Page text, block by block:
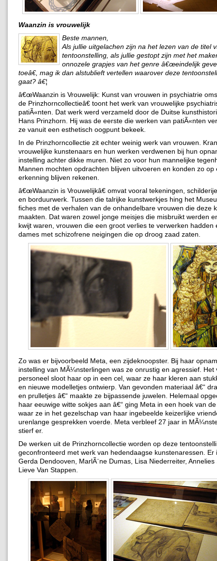
Waanzin is vrouwelijk
Beste mannen,
Als jullie uitgelachen zijn na het lezen van de titel
tentoonstelling, als jullie gestopt zijn met het
onnozele grapjes van het genre â€œeindelijk
toeâ€, mag ik dan alstublieft vertellen waarover deze
gaat? â€¦
â€œWaanzin is Vrouwelijk: Kunst van vrouwen in psychiatrie
de Prinzhorncollectieâ€ toont het werk van vrouwelijke
patiÃ«nten. Dat werk werd verzameld door de Duitse
Hans Prinzhorn. Hij was de eerste die werken van patiÃ«nten
ze vanuit een esthetisch oogpunt bekeek.
In de Prinzhorncollectie zit echter weinig werk van vrouwen.
vrouwelijke kunstenaars en hun werken verdwenen bij hun
instelling achter dikke muren. Niet zo voor hun mannelijke
Mannen mochten opdrachten blijven uitvoeren en konden zo op
erkenning blijven rekenen.
â€œWaanzin is Vrouwelijkâ€ omvat vooral tekeningen,
en borduurwerk. Tussen die talrijke kunstwerkjes hing het
fiches met de verhalen van de onhandelbare vrouwen die deze
maakten. Dat waren zowel jonge meisjes die misbruikt werden
kwijt waren, vrouwen die een groot verlies te verwerken hadden
dames met schizofrene neigingen die op droog zaad zaten.
Zo was er bijvoorbeeld Meta, een zijdeknoopster. Bij haar
instelling van MÃ¼nsterlingen was ze onrustig en agressief. Het
personeel sloot haar op in een cel, waar ze haar kleren aan
en nieuwe modelletjes ontwierp. Van gevonden materiaal â€“
en prulletjes â€“ maakte ze bijpassende juwelen. Helemaal
haar eeuwige witte sokjes aan â€“ ging Meta in een hoek van
waar ze in het gezelschap van haar ingebeelde keizerlijke
urenlange gesprekken voerde. Meta verbleef 27 jaar in
stierf er.
De werken uit de Prinzhorncollectie worden op deze
geconfronteerd met werk van hedendaagse kunstenaressen. Er
Gerda Dendooven, MarlÃ¨ne Dumas, Lisa Niederreiter, Annelies
Lieve Van Stappen.